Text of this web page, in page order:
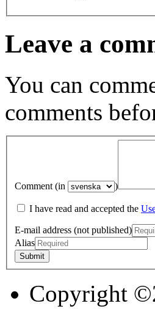
Leave a
You can
comments
Comment (in )
I have read and accepted the
E-mail address (not published)
Alias
Copyright